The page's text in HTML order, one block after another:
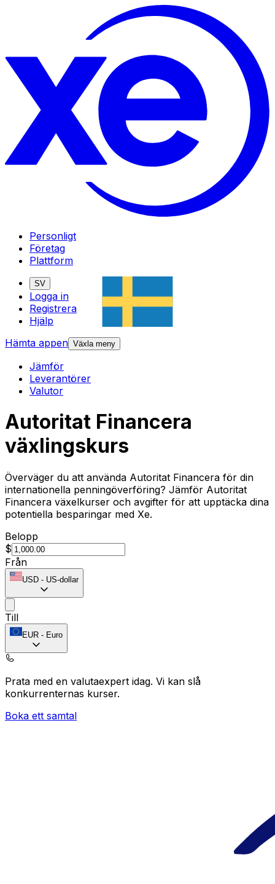
Personligt
Företag
Plattform
SV
Logga in
Registrera
Hjälp
Hämta appen Växla meny
Jämför
Leverantörer
Valutor
Autoritat Financera
växlingskurs
Överväger du att använda Autoritat Financera för din
internationella penningöverföring? Jämför Autoritat
Financera växelkurser och avgifter för att upptäcka dina
potentiella besparingar med Xe.
Belopp
$
Från
USD - US-dollar
Till
EUR - Euro
Prata med en valutaexpert idag. Vi kan slå
konkurrenternas kurser.
Boka ett samtal